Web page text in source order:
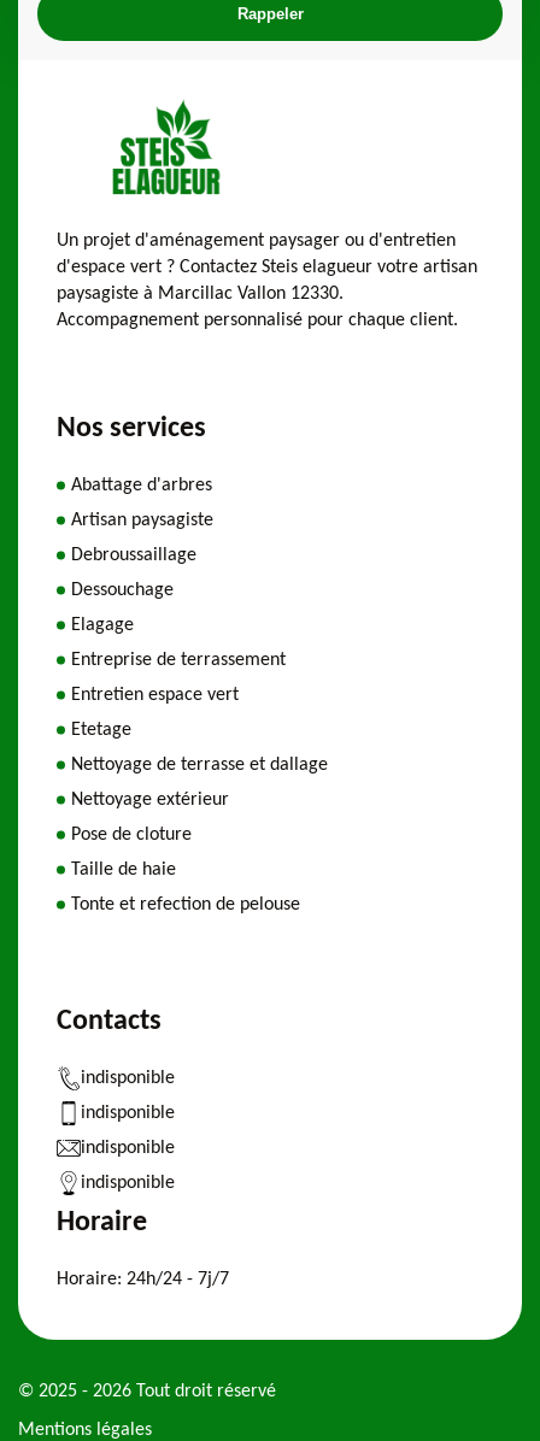
Un projet d'aménagement paysager ou d'entretien
d'espace vert ? Contactez Steis elagueur votre artisan
paysagiste à Marcillac Vallon 12330.
Accompagnement personnalisé pour chaque client.
Nos services
Abattage d'arbres
Artisan paysagiste
Debroussaillage
Dessouchage
Elagage
Entreprise de terrassement
Entretien espace vert
Etetage
Nettoyage de terrasse et dallage
Nettoyage extérieur
Pose de cloture
Taille de haie
Tonte et refection de pelouse
Contacts
indisponible
indisponible
indisponible
indisponible
Horaire
Horaire: 24h/24 - 7j/7
© 2025 - 2026 Tout droit réservé
Mentions légales